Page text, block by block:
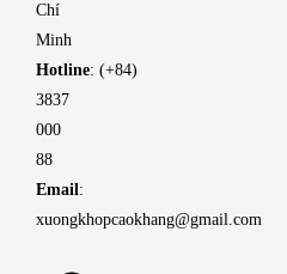
Chí
Minh
Hotline: (+84)
3837
000
88
Email:
xuongkhopcaokhang@gmail.com